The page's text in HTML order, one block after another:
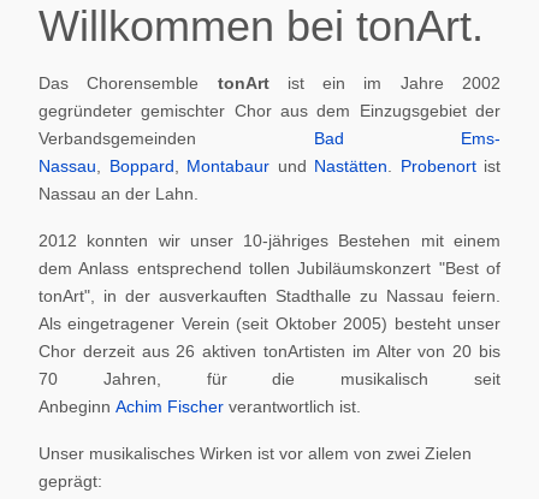
Willkommen bei tonArt.
Das Chorensemble tonArt ist ein im Jahre 2002
gegründeter gemischter Chor aus dem Einzugsgebiet der
Verbandsgemeinden Bad Ems-
Nassau
Boppard Montabaur und Nastätten Probenortist
Nassau an der Lahn.
2012 konnten wir unser 10-jähriges Bestehen mit einem
dem Anlass entsprechend tollen Jubiläumskonzert "Best of
tonArt", in der ausverkauften Stadthalle zu Nassau feiern.
Als eingetragener Verein (seit Oktober 2005) besteht unser
Chor derzeit aus 26 aktiven tonArtisten im Alter von 20 bis
70 Jahren, für die musikalisch seit
Anbeginn Achim Fischer verantwortlich ist.
Unser musikalisches Wirken ist vor allem von zwei Zielen
geprägt: